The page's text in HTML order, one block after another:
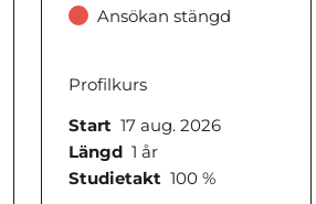
Ansökan stängd
Profilkurs
Start 17 aug. 2026
Längd 1 år
Studietakt 100 %